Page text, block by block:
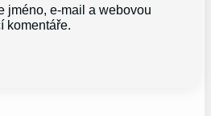
jméno, e-mail a webovou
komentáře.